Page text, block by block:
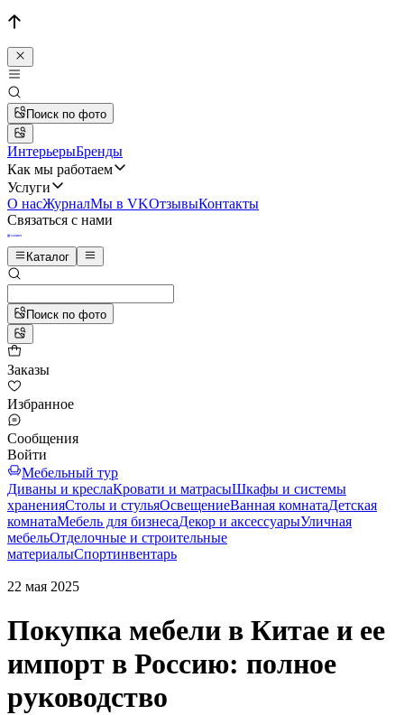
Поиск по фото
ИнтерьерыБренды
Как мы работаем
Услуги
О насЖурналМы в VKОтзывыКонтакты
Связаться с нами
Каталог
Поиск по фото
Заказы
Избранное
Сообщения
Войти
Мебельный тур
Диваны и креслаКровати и матрасыШкафы и системы
храненияСтолы и стульяОсвещениеВанная комнатаДетская
комнатаМебель для бизнесаДекор и аксессуарыУличная
мебельОтделочные и строительные
материалыСпортинвентарь
22 мая 2025
Покупка мебели в Китае и ее
импорт в Россию: полное
руководство